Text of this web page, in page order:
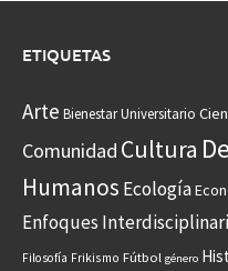
ETIQUETAS
Arte Bienestar Universitario
Comunidad Cultura
Humanos Ecología
Enfoques
Filosofía Frikismo Fútbol género